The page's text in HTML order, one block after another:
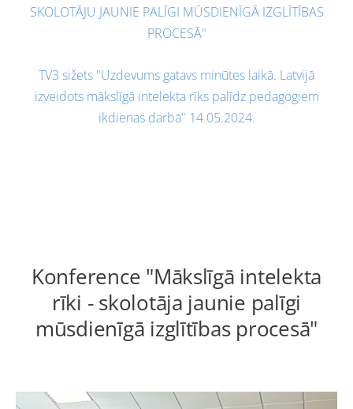
SKOLOTĀJU JAUNIE PALĪGI MŪSDIENĪGĀ IZGLĪTĪBAS
PROCESĀ"
TV3 sižets "Uzdevums gatavs minūtes laikā. Latvijā
izveidots mākslīgā intelekta rīks palīdz pedagogiem
ikdienas darbā" 14.05.2024.
Konference "Mākslīgā intelekta
rīki - skolotāja jaunie palīgi
mūsdienīgā izglītības procesā"